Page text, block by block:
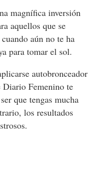
magnífica inversión
aquellos que se
aún no te ha
para tomar el sol.
autobronceador
Diario Femenino te
que tengas mucha
los resultados